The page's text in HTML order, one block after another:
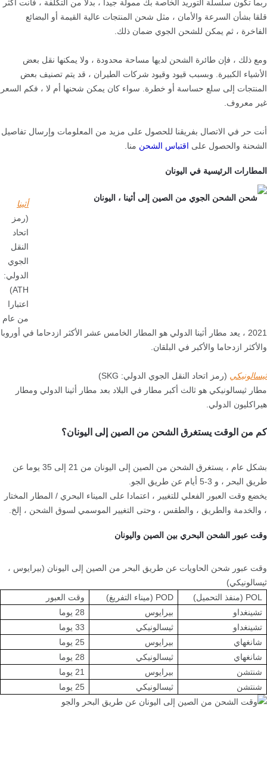
ربما تكون سلسلة التوريد الخاصة بك ممولة جيدا ، بدلا من التكلفة ، فأنت أكثر
قلقا بشأن السرعة والأمان ، مثل شحن المنتجات عالية القيمة أو البضائع
الفاخرة ، ثم يمكن للشحن الجوي ضمان ذلك.
ومع ذلك ، فإن طائرة الشحن لديها مساحة محدودة ، ولا يمكنها نقل بعض
الأشياء الكبيرة. وبسبب قيود وقيود شركات الطيران ، قد يتم تصنيف بعض
المنتجات إلى سلع حساسة أو خطرة. سواء كان يمكن شحنها أم لا ، فكم السعر
غير معروف.
أنت حر في الاتصال بفريقنا للحصول على مزيد من المعلومات وإرسال تفاصيل
الشحنة والحصول على اقتباس الشحن منا.
المطارات الرئيسية في اليونان
أثينا
(رمز
اتحاد
النقل
الجوي
الدولي:
ATH)
اعتبارا
من عام
2021 ، يعد مطار أثينا الدولي هو المطار الخامس عشر الأكثر ازدحاما في أوروبا
والأكثر ازدحاما والأكبر في البلقان.
ثيسالونيكي (رمز اتحاد النقل الجوي الدولي: SKG)
مطار ثيسالونيكي هو ثالث أكبر مطار في البلاد بعد مطار أثينا الدولي ومطار
هيراكليون الدولي.
كم من الوقت يستغرق الشحن من الصين إلى اليونان؟
بشكل عام ، يستغرق الشحن من الصين إلى اليونان من 21 إلى 35 يوما عن
طريق البحر ، و 3-5 أيام عن طريق الجو.
يخضع وقت العبور الفعلي للتغيير ، اعتمادا على الميناء البحري / المطار المختار
، والخدمة والطريق ، والطقس ، وحتى التغيير الموسمي لسوق الشحن ، إلخ.
وقت عبور الشحن البحري بين الصين واليونان
وقت عبور شحن الحاويات عن طريق البحر من الصين إلى اليونان (بيرايوس ،
ثيسالونيكي)
POL (منفذ التحميل)
POD (ميناء التفريغ)
وقت العبور
تشينغداو
بيرايوس
28 يوما
تشينغداو
ثيسالونيكي
33 يوما
شانغهاي
بيرايوس
25 يوما
شانغهاي
ثيسالونيكي
28 يوما
شنتشن
بيرايوس
21 يوما
شنتشن
ثيسالونيكي 25 يوما